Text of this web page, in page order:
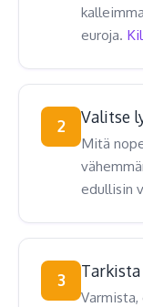
euroja.
2 Valitse
Mitä
edullisin
3